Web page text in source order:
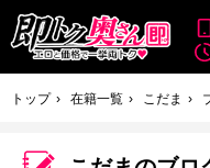
トップ 在籍一覧 こだま